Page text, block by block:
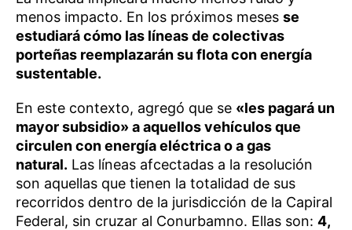
menos impacto. En los próximos meses se
estudiará cómo las líneas de colectivas
porteñas reemplazarán su flota con energía
sustentable.
En este contexto, agregó que se «les pagará un
mayor subsidio» a aquellos vehículos que
circulen con energía eléctrica o a gas
natural. Las líneas afcectadas a la resolución
son aquellas que tienen la totalidad de sus
recorridos dentro de la jurisdicción de la Capiral
Federal, sin cruzar al Conurbamno. Ellas son: 4,